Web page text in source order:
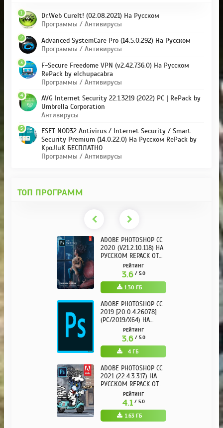
Dr.Web CureIt! (02.08.2021) На Русском
Программы / Антивирусы
1
Advanced SystemCare Pro (14.5.0.292) На Русском
Программы / Антивирусы
2
F-Secure Freedome VPN (v2.42.736.0) На Русском
RePack by elchupacabra
Программы / Антивирусы
3
AVG Internet Security 22.1.3219 (2022) PC | RePack by
Umbrella Corporation
Антивирусы
4
ESET NOD32 Antivirus / Internet Security / Smart
Security Premium (14.0.22.0) На Русском RePack by
KpoJIuK БЕСПЛАТНО
Программы / Антивирусы
5
ТОП ПРОГРАММ
ADOBE PHOTOSHOP CC
2020 (V21.2.10.118) НА
РУССКОМ REPACK ОТ
KPOJIUKРЕЙТИНГ
3.6/ 5.0
1.30 ГБ
ADOBE PHOTOSHOP CC
2019 [20.0.4.26078]
(PC/2019/X64) НА
РУССКОМРЕЙТИНГ
3.6/ 5.0
4 ГБ
ADOBE PHOTOSHOP CC
2021 (22.4.3.317) НА
РУССКОМ REPACK ОТ
KPOJIUKРЕЙТИНГ
4.1 / 5.0
1.63 ГБ